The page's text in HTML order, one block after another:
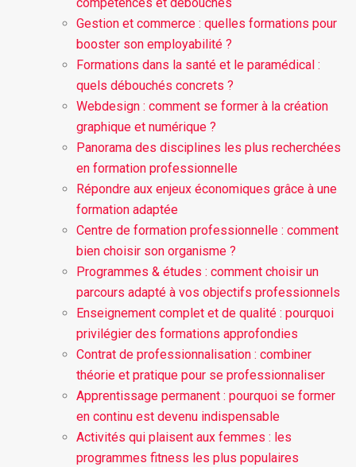
Gestion et commerce : quelles formations pour
booster son employabilité ?
Formations dans la santé et le paramédical :
quels débouchés concrets ?
Webdesign : comment se former à la création
graphique et numérique ?
Panorama des disciplines les plus recherchées
en formation professionnelle
Répondre aux enjeux économiques grâce à une
formation adaptée
Centre de formation professionnelle : comment
bien choisir son organisme ?
Programmes & études : comment choisir un
parcours adapté à vos objectifs professionnels
Enseignement complet et de qualité : pourquoi
privilégier des formations approfondies
Contrat de professionnalisation : combiner
théorie et pratique pour se professionnaliser
Apprentissage permanent : pourquoi se former
en continu est devenu indispensable
Activités qui plaisent aux femmes : les
programmes fitness les plus populaires